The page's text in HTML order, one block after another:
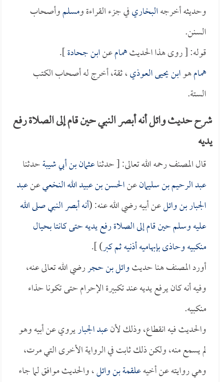
وحديثه أخرجهالبخاريفي جزء القراءة ومسلموأصحاب
السنن.
قوله: [ روى هذا الحديثهمامعنابن جحادة].
همامهوابن يحيى العوذي، ثقة، أخرج له أصحاب الكتب
الستة.
شرح حديث وائل أنه أبصر النبي حين قام إلى الصلاة رفع
يديه
قال المصنف رحمه الله تعالى: [ حدثناعثمان بن أبي شيبةحدثنا
عبد الرحيم بن سليمانعنالحسن بن عبيد الله النخعيعنعبد
الجبار بن وائلعن أبيه رضي الله عنه: (أنه أبصر النبي صلى الله
عليه وسلم حين قام إلى الصلاة رفع يديه حتى كانتا بحيال
منكبيه وحاذى بإبهاميه أذنيه ثم كبر) ].
أورد المصنف هنا حديثوائل بن حجررضي الله تعالى عنه،
وفيه أنه كان يرفع يديه عند تكبيرة الإحرام حتى تكونا حذاء
منكبيه.
والحديث فيه انقطاع، وذلك لأنعبد الجباريروي عن أبيه وهو
لم يسمع منه، ولكن ذلك ثابت في الرواية الأخرى التي مرت،
وهي روايته عن أخيهعلقمة بن وائل، والحديث موافق لما جاء